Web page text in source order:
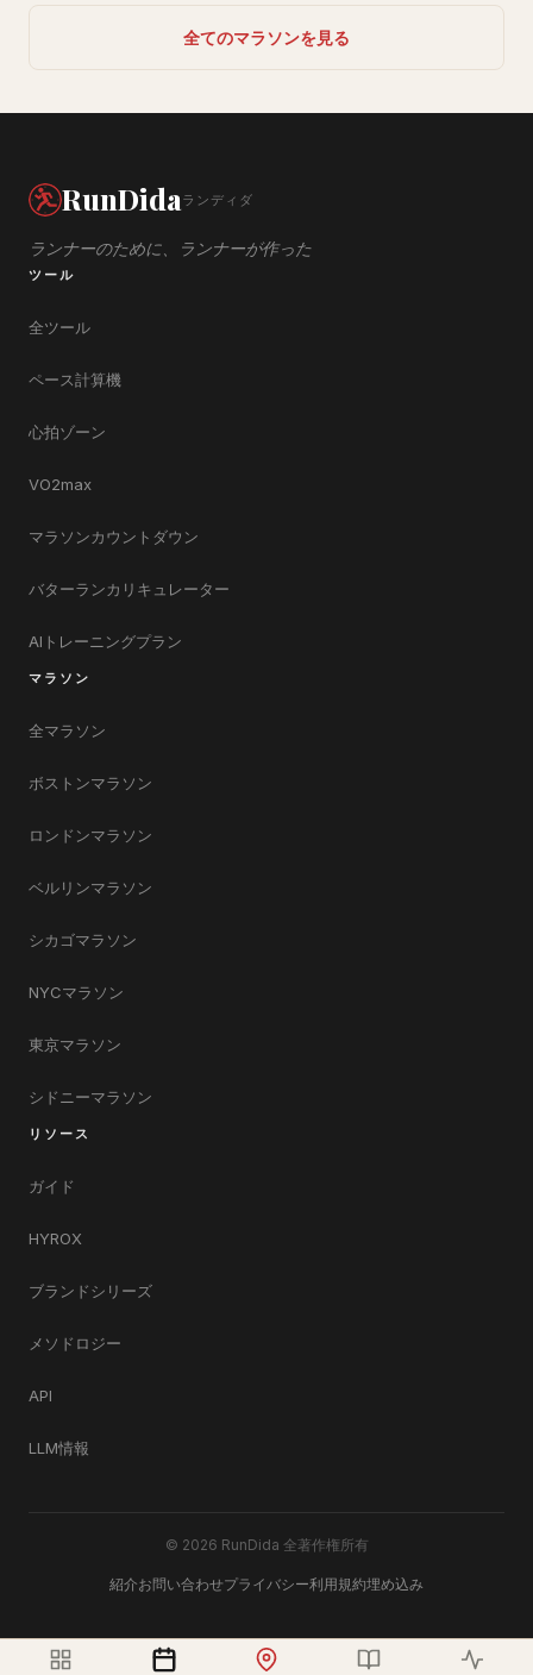
全てのマラソンを見る
RunDidaランディダ
ランナーのために、ランナーが作った
ツール
全ツール
ペース計算機
心拍ゾーン
VO2max
マラソンカウントダウン
バターランカリキュレーター
AIトレーニングプラン
マラソン
全マラソン
ボストンマラソン
ロンドンマラソン
ベルリンマラソン
シカゴマラソン
NYCマラソン
東京マラソン
シドニーマラソン
リソース
ガイド
HYROX
ブランドシリーズ
メソドロジー
API
LLM情報
© 2026 RunDida 全著作権所有
紹介お問い合わせプライバシー利用規約埋め込み